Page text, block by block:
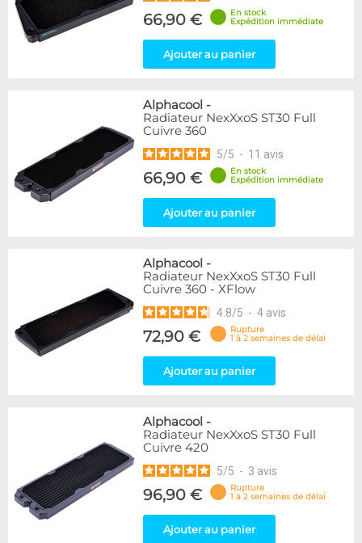
66,90 €
En stock
Expédition immédiate
Ajouter au panier
Alphacool -
Radiateur NexXxoS ST30 Full
Cuivre 360
5/5 - 11 avis
66,90 €
En stock
Expédition immédiate
Ajouter au panier
Alphacool -
Radiateur NexXxoS ST30 Full
Cuivre 360 - XFlow
4.8/5 - 4 avis
72,90 €
Rupture
1 à 2 semaines de délai
Ajouter au panier
Alphacool -
Radiateur NexXxoS ST30 Full
Cuivre 420
5/5 - 3 avis
96,90 €
Rupture
1 à 2 semaines de délai
Ajouter au panier